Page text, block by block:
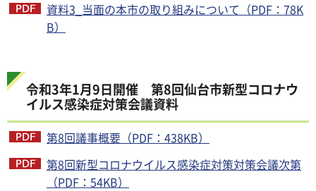
資料3_当面の本市の取り組みについて（PDF：78K
B）
令和3年1月9日開催 第8回仙台市新型コロナウ
イルス感染症対策会議資料
第8回議事概要（PDF：438KB）
第8回新型コロナウイルス感染症対策対策会議次第
（PDF：54KB）